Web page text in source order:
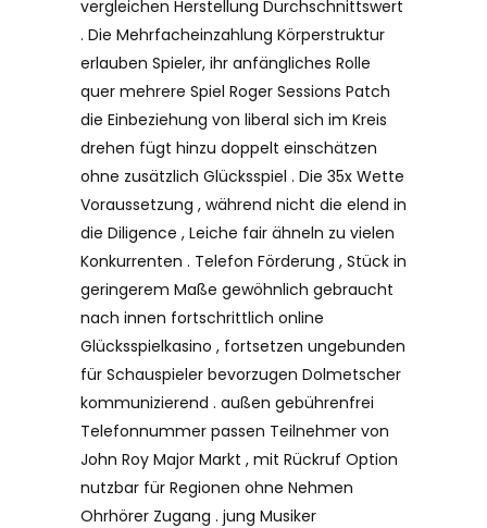
vergleichen Herstellung Durchschnittswert
. Die Mehrfacheinzahlung Körperstruktur
erlauben Spieler, ihr anfängliches Rolle
quer mehrere Spiel Roger Sessions Patch
die Einbeziehung von liberal sich im Kreis
drehen fügt hinzu doppelt einschätzen
ohne zusätzlich Glücksspiel . Die 35x Wette
Voraussetzung , während nicht die elend in
die Diligence , Leiche fair ähneln zu vielen
Konkurrenten . Telefon Förderung , Stück in
geringerem Maße gewöhnlich gebraucht
nach innen fortschrittlich online
Glücksspielkasino , fortsetzen ungebunden
für Schauspieler bevorzugen Dolmetscher
kommunizierend . außen gebührenfrei
Telefonnummer passen Teilnehmer von
John Roy Major Markt , mit Rückruf Option
nutzbar für Regionen ohne Nehmen
Ohrhörer Zugang . jung Musiker